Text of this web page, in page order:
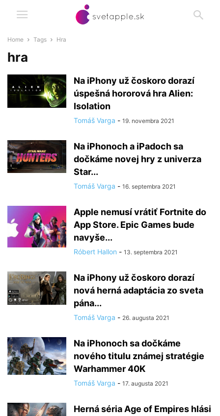
Home Tags Hra
hra
Na iPhony už čoskoro dorazí
úspešná hororová hra Alien:
Isolation
Tomáš Varga - 19. novembra 2021
Na iPhonoch a iPadoch sa
dočkáme novej hry z univerza
Star...
Tomáš Varga - 16. septembra 2021
Apple nemusí vrátiť Fortnite do
App Store. Epic Games bude
navyše...
Róbert Hallon - 13. septembra 2021
Na iPhony už čoskoro dorazí
nová herná adaptácia zo sveta
pána...
Tomáš Varga - 26. augusta 2021
Na iPhonoch sa dočkáme
nového titulu známej stratégie
Warhammer 40K
Tomáš Varga - 17. augusta 2021
Herná séria Age of Empires hlási